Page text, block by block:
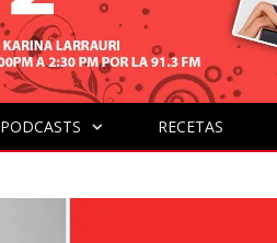
PODCASTS RECETAS